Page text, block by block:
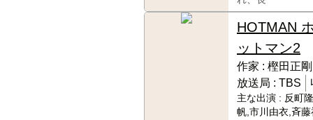
HOTMAN
ットマン2
作家 : 樫田正剛
放送局 : TBS
主な出演 : 反町
帆,市川由衣,斉